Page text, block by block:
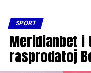
nam je otvorilo
iskoristiti. Pripremili
pokušali da
odbrani. To se na
prvih 25 minuta, kada
jednom trenutku imali
SPORT
Meridianbet i
rasprodatoj